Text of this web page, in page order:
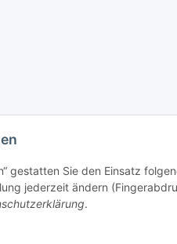
gestatten Sie den Einsatz
jederzeit ändern
.